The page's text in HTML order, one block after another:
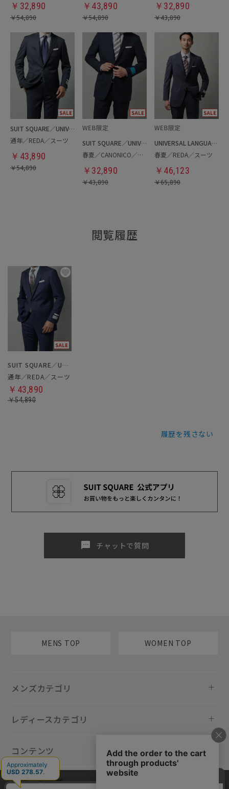
￥ 32,890
￥54,890
￥ 43,890
￥54,890
￥ 32,890
￥43,890
SUIT SQUARE／UNIVERSAL LANGUAGE
通年／REDA／スーツ
￥ 43,890
￥54,890
SUIT SQUARE／UNIVERSAL LANGUAGE
春夏／CANONICO／スーツ
￥ 32,890
￥43,890
UNIVERSAL LANGUAGE
春夏／REDA／スーツ
￥ 46,123
￥65,890
閲覧履歴
SUIT SQUARE／UNIVERSAL LANGUAGE
通年／REDA／スーツ
￥43,890
￥54,890
履歴を残さない
sms チャットで質問
MENS TOP WOMEN TOP
メンズカテゴリ
レディースカテゴリ
コンテンツ
規約・ヘルプ